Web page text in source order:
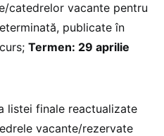
catedrelor vacante pentru
publicate în
Termen: 29 aprilie
listei finale reactualizate
vacante/rezervate